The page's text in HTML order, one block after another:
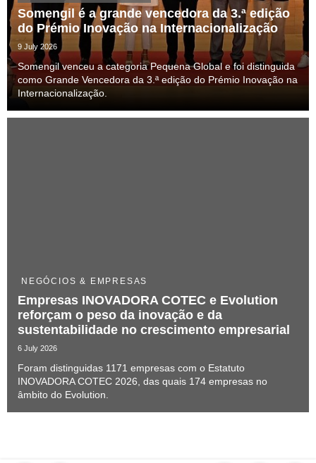
Somengil é a grande vencedora da 3.ª edição
do Prémio Inovação na Internacionalização
9 July 2026
Somengil venceu a categoria Pequena Global e foi distinguida
como Grande Vencedora da 3.ª edição do Prémio Inovação na
Internacionalização.
NEGÓCIOS & EMPRESAS
Empresas INOVADORA COTEC e Evolution
reforçam o peso da inovação e da
sustentabilidade no crescimento empresarial
6 July 2026
Foram distinguidas 1171 empresas com o Estatuto
INOVADORA COTEC 2026, das quais 174 empresas no
âmbito do Evolution.